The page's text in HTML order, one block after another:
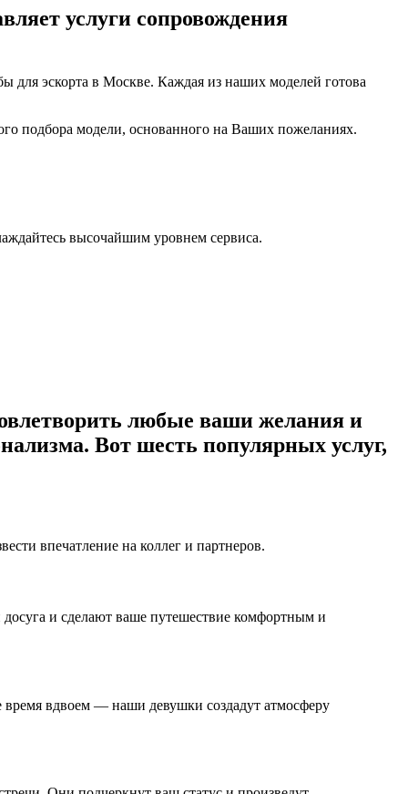
услуги сопровождения
для эскорта в Москве. Каждая из наших моделей готова
подбора модели, основанного на Ваших пожеланиях.
высочайшим уровнем сервиса.
любые ваши желания и
Вот шесть популярных услуг,
впечатление на коллег и партнеров.
и сделают ваше путешествие комфортным и
вдвоем — наши девушки создадут атмосферу